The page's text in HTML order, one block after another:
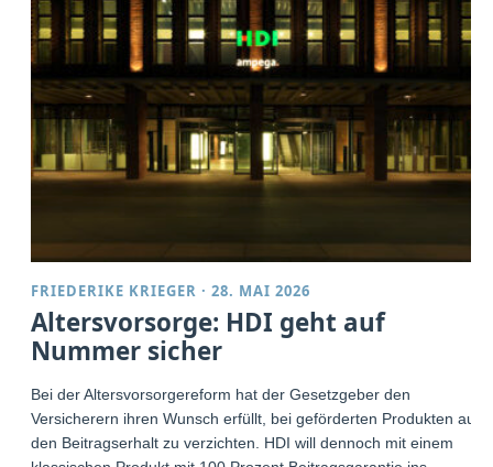
FRIEDERIKE KRIEGER ·28. MAI 2026
Altersvorsorge: HDI geht auf
Nummer sicher
Bei der Altersvorsorgereform hat der Gesetzgeber den
Versicherern ihren Wunsch erfüllt, bei geförderten Produkten auf
den Beitragserhalt zu verzichten. HDI will dennoch mit einem